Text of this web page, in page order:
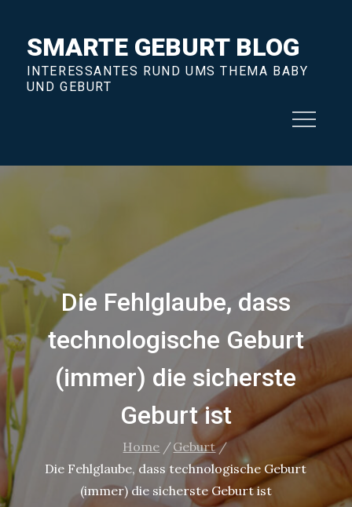
contentSMARTE GEBURT BLOG
INTERESSANTES RUND UMS THEMA BABY
UND GEBURT
Die Fehlglaube, dass
technologische Geburt
(immer) die sicherste
Geburt ist
Home
Geburt
Die Fehlglaube, dass technologische Geburt
(immer) die sicherste Geburt ist